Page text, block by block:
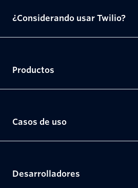
¿Considerando usar Twilio?
Productos
Casos de uso
Desarrolladores